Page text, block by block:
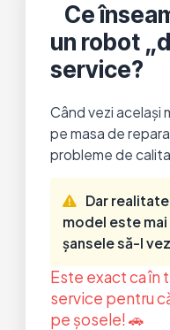
Ce
un robot
service?
Când vezi același
pe masa de
probleme de
Dar
model este
șansele să-l
Este exact ca în
service pentru
pe șosele! 🚗